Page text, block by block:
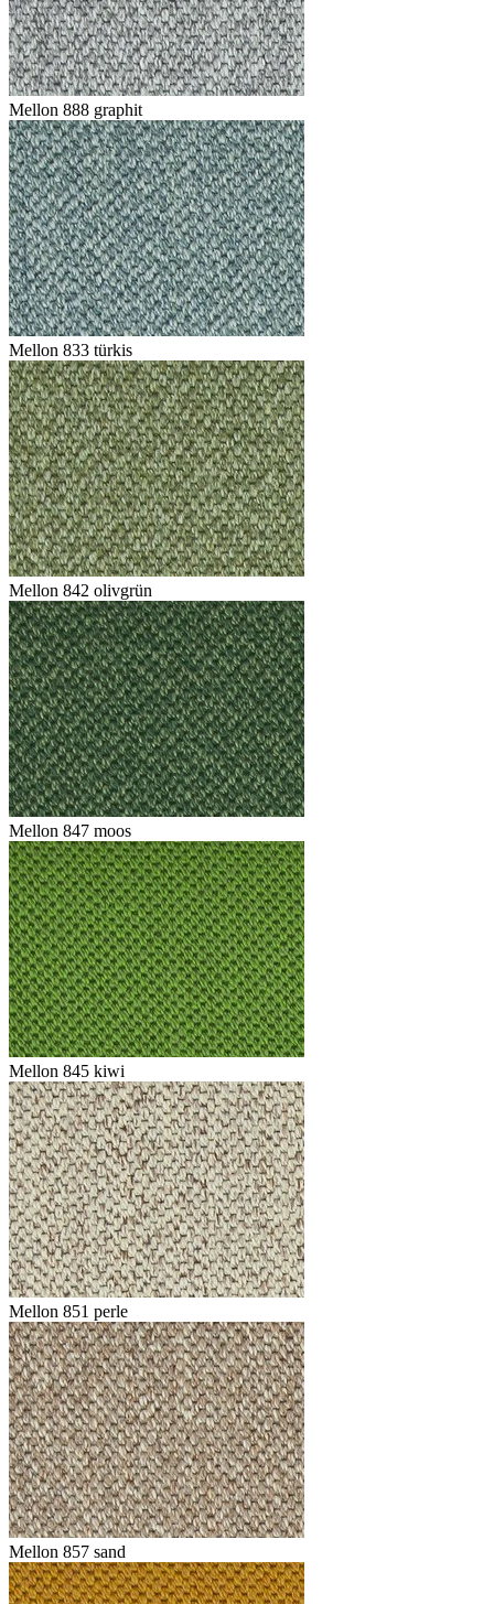
Mellon 888 graphit
Mellon 833 türkis
Mellon 842 olivgrün
Mellon 847 moos
Mellon 845 kiwi
Mellon 851 perle
Mellon 857 sand